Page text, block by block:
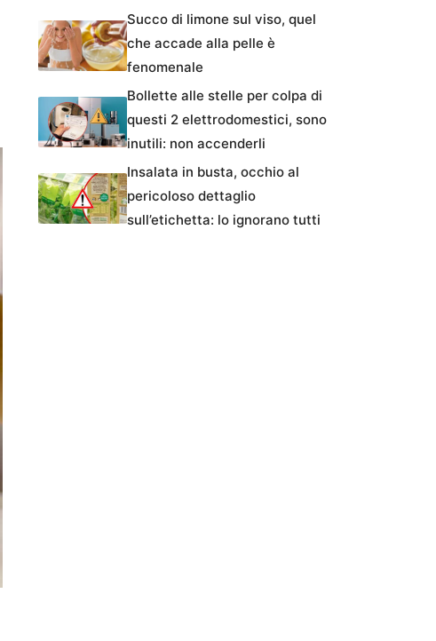
Succo di limone sul viso, quel
che accade alla pelle è
fenomenale
Bollette alle stelle per colpa di
questi 2 elettrodomestici, sono
inutili: non accenderli
Insalata in busta, occhio al
pericoloso dettaglio
sull’etichetta: lo ignorano tutti